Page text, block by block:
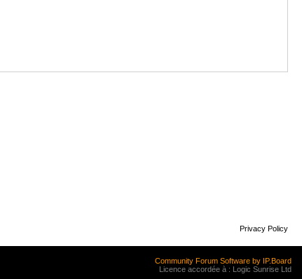
Privacy Policy
Community Forum Software by IP.Board
Licence accordée à : Logic Sunrise Ltd